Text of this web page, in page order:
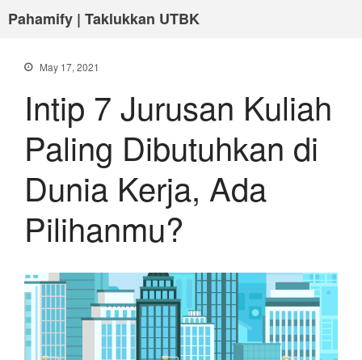
Pahamify | Taklukkan UTBK
May 17, 2021
Intip 7 Jurusan Kuliah
Paling Dibutuhkan di
Dunia Kerja, Ada
Pilihanmu?